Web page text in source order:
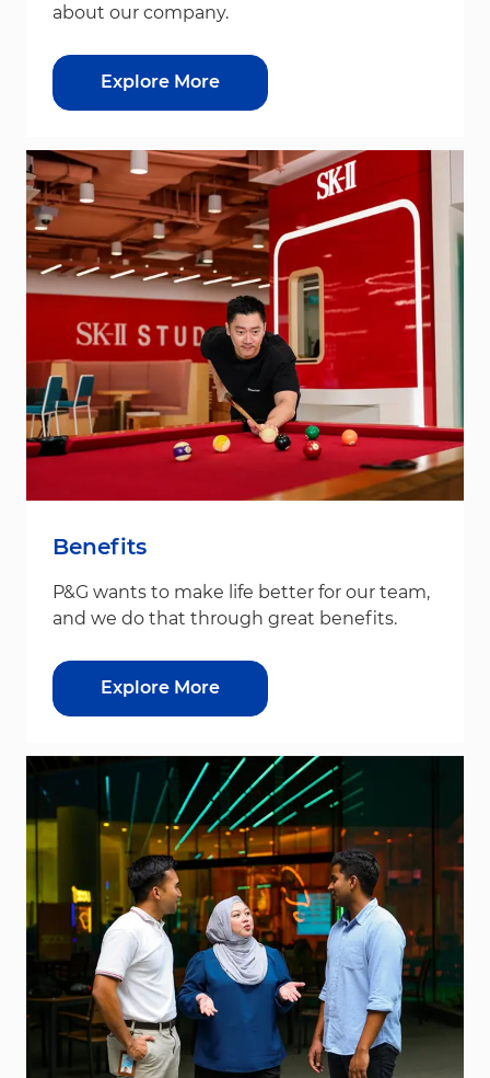
about our company.
Explore More
Benefits
P&G wants to make life better for our team,
and we do that through great benefits.
Explore More